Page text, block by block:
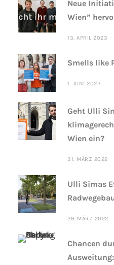
Neue
Wien”
13. APRIL 2023
Smells like
1. JUNI 2022
Geht Ulli
Wien ein?
31. MÄRZ 2022
Ulli Simas
29. MÄRZ 2022
Chancen